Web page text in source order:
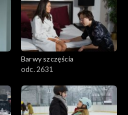
Barwy szczęścia
odc. 2631